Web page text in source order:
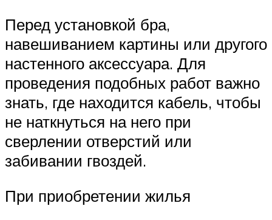
Перед установкой бра,
навешиванием картины или другого
настенного аксессуара. Для
проведения подобных работ важно
знать, где находится кабель, чтобы
не наткнуться на него при
сверлении отверстий или
забивании гвоздей.
При приобретении жилья